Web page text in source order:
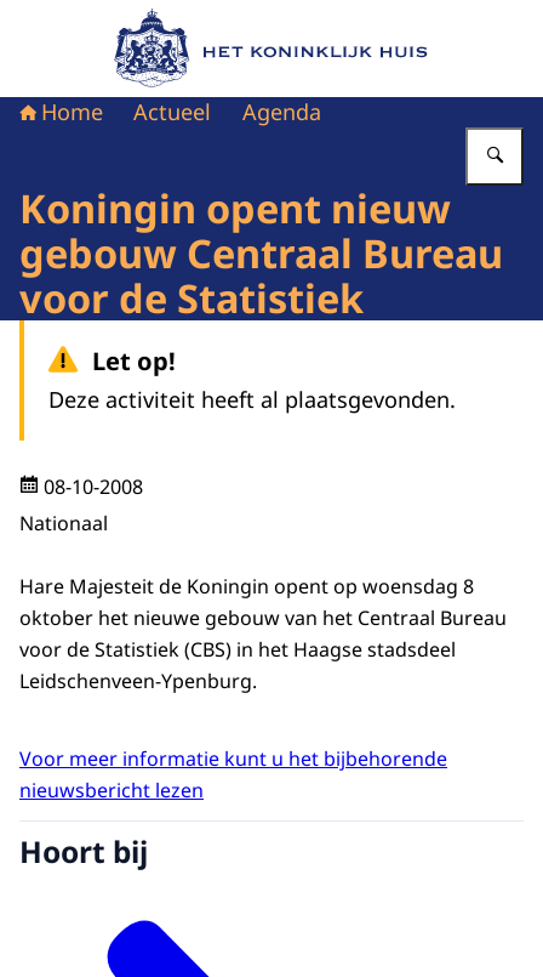
Naar de homepage van Het Koninklijk Huis
Home Actueel Agenda
Koningin opent nieuw
gebouw Centraal Bureau
voor de Statistiek
Let op!
Deze activiteit heeft al plaatsgevonden.
08-10-2008
Nationaal
Hare Majesteit de Koningin opent op woensdag 8
oktober het nieuwe gebouw van het Centraal Bureau
voor de Statistiek (CBS) in het Haagse stadsdeel
Leidschenveen-Ypenburg.
Voor meer informatie kunt u het bijbehorende
nieuwsbericht lezen
Hoort bij